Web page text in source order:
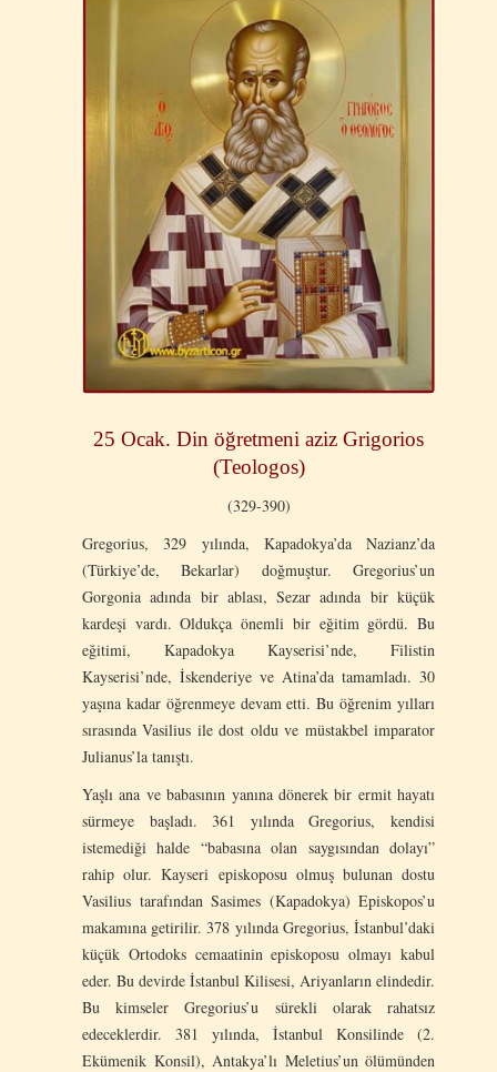
25 Ocak. Din öğretmeni aziz Grigorios
(Teologos)
(329-390)
Gregorius, 329 yılında, Kapadokya’da Nazianz’da
(Türkiye’de, Bekarlar) doğmuştur. Gregorius’un
Gorgonia adında bir ablası, Sezar adında bir küçük
kardeşi vardı. Oldukça önemli bir eğitim gördü. Bu
eğitimi, Kapadokya Kayserisi’nde, Filistin
Kayserisi’nde, İskenderiye ve Atina’da tamamladı. 30
yaşına kadar öğrenmeye devam etti. Bu öğrenim yılları
sırasında Vasilius ile dost oldu ve müstakbel imparator
Julianus’la tanıştı.
Yaşlı ana ve babasının yanına dönerek bir ermit hayatı
sürmeye başladı. 361 yılında Gregorius, kendisi
istemediği halde “babasına olan saygısından dolayı”
rahip olur. Kayseri episkoposu olmuş bulunan dostu
Vasilius tarafından Sasimes (Kapadokya) Episkopos’u
makamına getirilir. 378 yılında Gregorius, İstanbul’daki
küçük Ortodoks cemaatinin episkoposu olmayı kabul
eder. Bu devirde İstanbul Kilisesi, Ariyanların elindedir.
Bu kimseler Gregorius’u sürekli olarak rahatsız
edeceklerdir. 381 yılında, İstanbul Konsilinde (2.
Ekümenik Konsil), Antakya’lı Meletius’un ölümünden